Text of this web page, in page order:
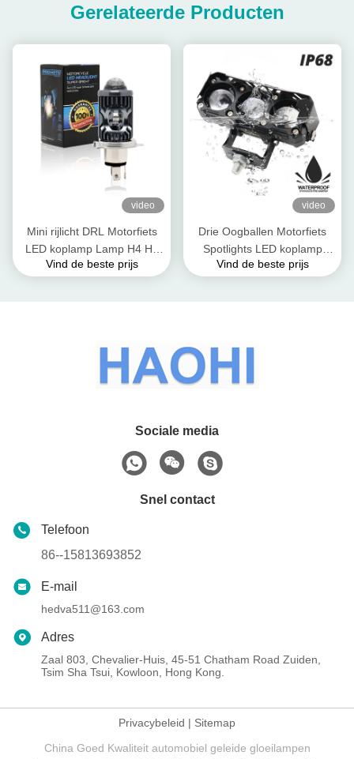
Gerelateerde Producten
video
Mini rijlicht DRL Motorfiets
LED koplamp Lamp H4 H6
BA20D P15D Auto Auto
Vind de beste prijs
video
Drie Oogballen Motorfiets
Spotlights LED koplamp
Bijna geel Verwijderd wit
Vind de beste prijs
Sociale media
Snel contact
Telefoon
86--15813693852
E-mail
hedva511@163.com
Adres
Zaal 803, Chevalier-Huis, 45-51 Chatham Road Zuiden,
Tsim Sha Tsui, Kowloon, Hong Kong.
Privacybeleid | Sitemap
China Goed Kwaliteit automobiel geleide gloeilampen